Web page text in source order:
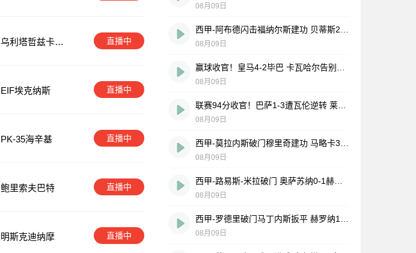
乌利塔哲兹卡兹
直播中
EIF埃克纳斯 直播中
PK-35海辛基 直播中
鲍里索夫巴特 直播中
明斯克迪纳摩 直播中
08月09日
08月09日
08月09日
08月09日
08月09日
08月09日
08月09日